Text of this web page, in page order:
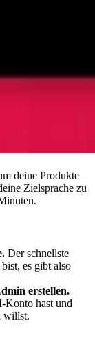
deine Produkte
Zielsprache zu
Der schnellste
es gibt also
erstellen.
Konto hast und
willst.